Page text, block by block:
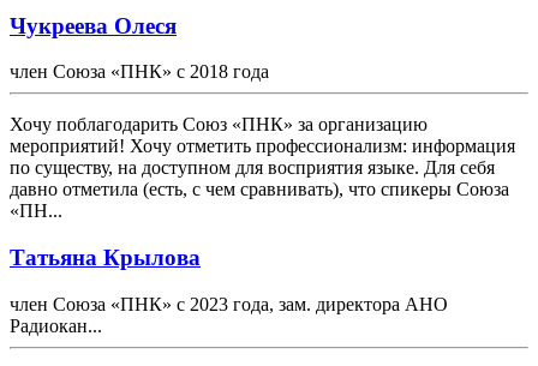
Чукреева Олеся
член Союза «ПНК» с 2018 года
Хочу поблагодарить Союз «ПНК» за организацию
мероприятий! Хочу отметить профессионализм: информация
по существу, на доступном для восприятия языке. Для себя
давно отметила (есть, с чем сравнивать), что спикеры Союза
«ПН...
Татьяна Крылова
член Союза «ПНК» с 2023 года, зам. директора АНО
Радиокан...